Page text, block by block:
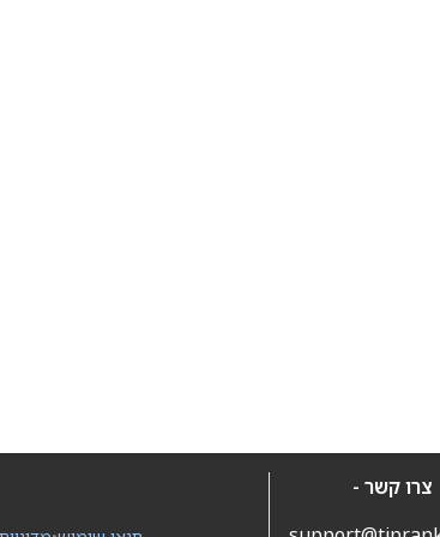
צרו קשר -